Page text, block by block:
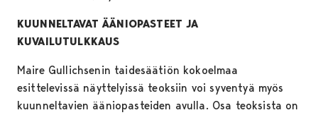
KUUNNELTAVAT ÄÄNIOPASTEET JA
KUVAILUTULKKAUS
Maire Gullichsenin taidesäätiön kokoelmaa
esittelevissä näyttelyissä teoksiin voi syventyä myös
kuunneltavien ääniopasteiden avulla. Osa teoksista on